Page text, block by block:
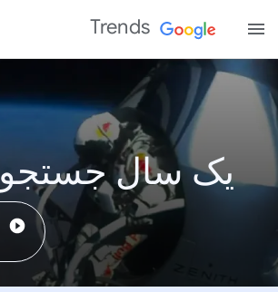
Trends
یک سال جستجو 2012